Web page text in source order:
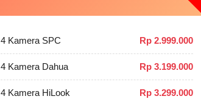
4 Kamera SPC Rp 2.999.000
4 Kamera Dahua Rp 3.199.000
4 Kamera HiLook Rp 3.299.000